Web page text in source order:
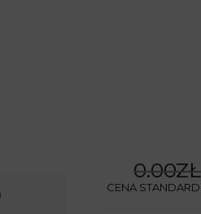
0.00ZŁ
CENA